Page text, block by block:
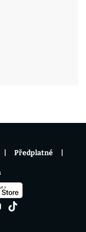
Předplatné